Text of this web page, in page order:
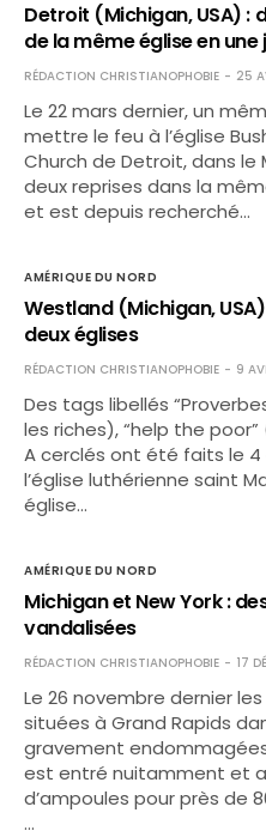
Detroit (Michigan, USA) :
de la même église en une
RÉDACTION CHRISTIANOPHOBIE 25
Le 22 mars dernier, un
mettre le feu à l’église
Church de Detroit, dans le
deux reprises dans la
et est depuis recherché…
AMÉRIQUE DU NORD
Westland (Michigan,
deux églises
RÉDACTION CHRISTIANOPHOBIE 9
Des tags libellés
les riches), “help the
A cerclés ont été faits le 4
l’église luthérienne saint
église…
AMÉRIQUE DU NORD
Michigan et New York :
vandalisées
RÉDACTION CHRISTIANOPHOBIE 17
Le 26 novembre dernier
situées à Grand Rapids
gravement
est entré nuitamment et
d’ampoules pour près de
…